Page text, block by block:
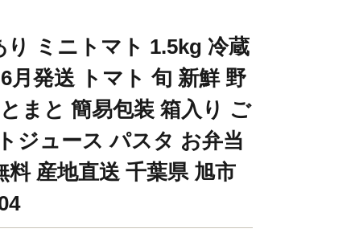
り ミニトマト 1.5kg 冷蔵
月発送 トマト 旬 新鮮 野
まと 簡易包装 箱入り ご
ジュース パスタ お弁当
料 産地直送 千葉県 旭市